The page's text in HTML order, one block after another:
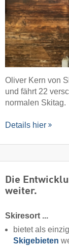
Oliver Kern von
und fährt 22
normalen Skitag.
Details hier
Die
weiter.
Skiresort ...
bietet als
Skigebieten